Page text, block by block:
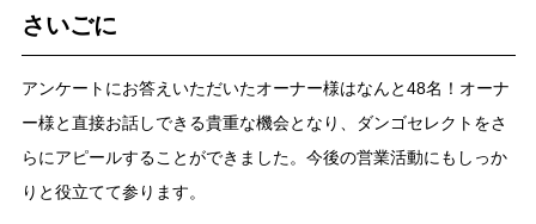
さいごに
アンケートにお答えいただいたオーナー様はなんと48名！オーナ
ー様と直接お話しできる貴重な機会となり、ダンゴセレクトをさ
らにアピールすることができました。今後の営業活動にもしっか
りと役立てて参ります。